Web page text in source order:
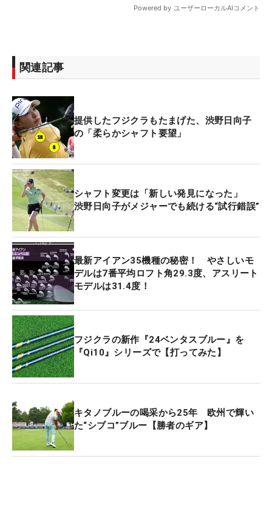
関連記事
提供したフジクラもたまげた、渋野日向子
の「柔らかシャフト要望」
シャフト変更は「新しい発見になった」
渋野日向子がメジャーでも続ける“試行錯誤”
最新アイアン35機種の秘密！ やさしいモ
デルは7番平均ロフト角29.3度、アスリート
モデルは31.4度！
フジクラの新作『24ベンタスブルー』を
『Qi10』シリーズで【打ってみた】
キタノブルーの喝采から25年 欧州で輝い
た“シブコ”ブルー【勝者のギア】